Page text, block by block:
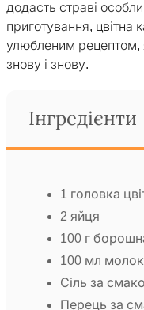
додасть страві
приготування, цвітна
улюбленим рецептом,
знову і знову.
Інгредієнти
1 головка
2 яйця
100 г
100 мл
Сіль за
Перець за